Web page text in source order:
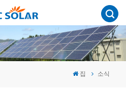
집 소식